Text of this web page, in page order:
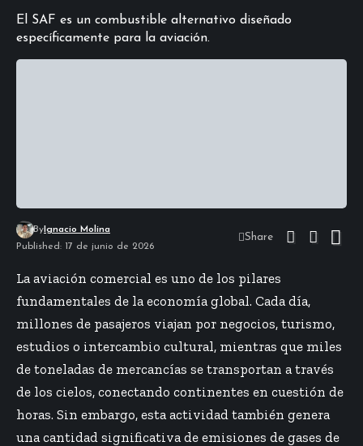
El SAF es un combustible alternativo diseñado
específicamente para la aviación.
By Ignacio Molina
Published: 17 de junio de 2026
Share
La aviación comercial es uno de los pilares
fundamentales de la economía global. Cada día,
millones de pasajeros viajan por negocios, turismo,
estudios o intercambio cultural, mientras que miles
de toneladas de mercancías se transportan a través
de los cielos, conectando continentes en cuestión de
horas. Sin embargo, esta actividad también genera
una cantidad significativa de emisiones de gases de